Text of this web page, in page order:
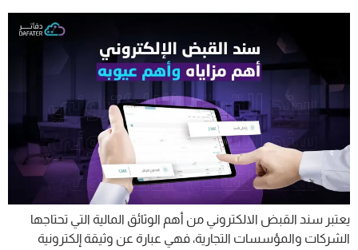
يعتبر سند القبض الالكتروني من أهم الوثائق المالية التي تحتاجها
الشركات والمؤسسات التجارية، فهي عبارة عن وثيقة إلكترونية